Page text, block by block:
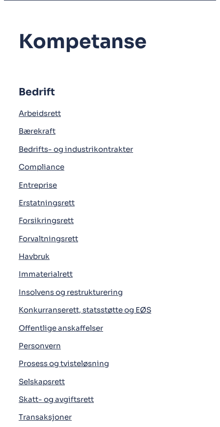
Kompetanse
Bedrift
Arbeidsrett
Bærekraft
Bedrifts- og industrikontrakter
Compliance
Entreprise
Erstatningsrett
Forsikringsrett
Forvaltningsrett
Havbruk
Immaterialrett
Insolvens og restrukturering
Konkurranserett, statsstøtte og EØS
Offentlige anskaffelser
Personvern
Prosess og tvisteløsning
Selskapsrett
Skatt- og avgiftsrett
Transaksjoner